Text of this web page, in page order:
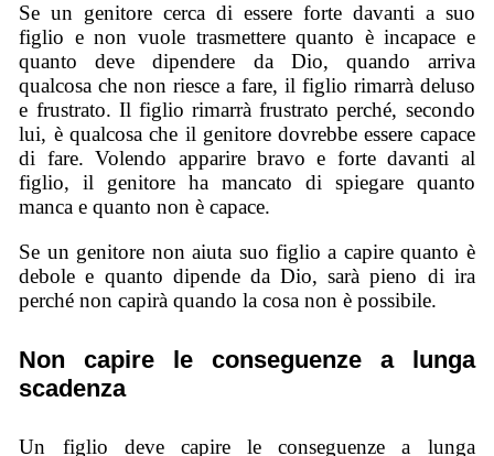
Se un genitore cerca di essere forte davanti a suo
figlio e non vuole trasmettere quanto è incapace e
quanto deve dipendere da Dio, quando arriva
qualcosa che non riesce a fare, il figlio rimarrà deluso
e frustrato. Il figlio rimarrà frustrato perché, secondo
lui, è qualcosa che il genitore dovrebbe essere capace
di fare. Volendo apparire bravo e forte davanti al
figlio, il genitore ha mancato di spiegare quanto
manca e quanto non è capace.
Se un genitore non aiuta suo figlio a capire quanto è
debole e quanto dipende da Dio, sarà pieno di ira
perché non capirà quando la cosa non è possibile.
Non capire le conseguenze a lunga
scadenza
Un figlio deve capire le conseguenze a lunga